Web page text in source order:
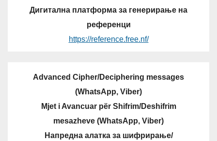
Дигитална платформа за генерирање на
референци
https://reference.free.nf/
Advanced Cipher/Deciphering messages
(WhatsApp, Viber)
Mjet i Avancuar për Shifrim/Deshifrim
mesazheve (WhatsApp, Viber)
Напредна алатка за шифрирање/